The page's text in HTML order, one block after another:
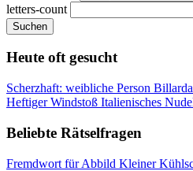
letters-count
Suchen
Heute oft gesucht
Scherzhaft: weibliche Person
Heftiger Windstoß Italienisches
Beliebte Rätselfragen
Fremdwort für Abbild Kleiner